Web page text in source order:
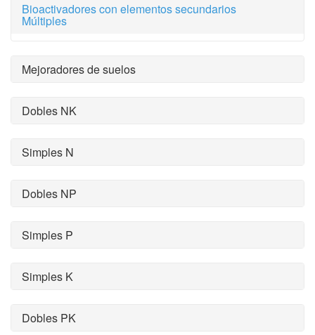
Bioactivadores con elementos secundarios
Múltiples
Mejoradores de suelos
Dobles NK
Simples N
Dobles NP
Simples P
Simples K
Dobles PK